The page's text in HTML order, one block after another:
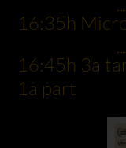
16:35h
16:45h 3a
1a part